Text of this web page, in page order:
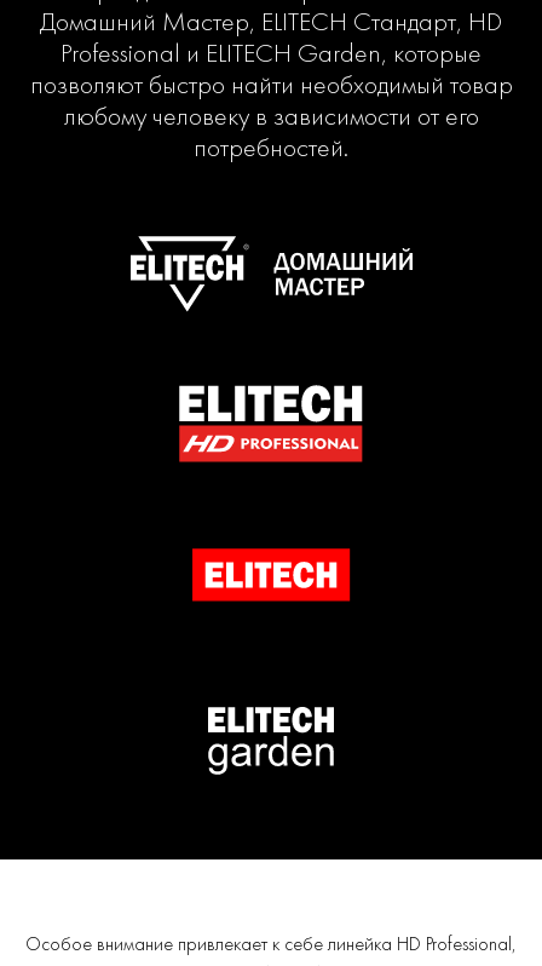
Домашний Мастер, ELITECH Стандарт, HD
Professional и ELITECH Garden, которые
позволяют быстро найти необходимый товар
любому человеку в зависимости от его
потребностей.
Особое внимание привлекает к себе линейка HD Professional,